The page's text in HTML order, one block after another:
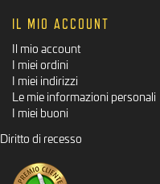
IL MIO ACCOUNT
Il mio account
I miei ordini
I miei indirizzi
Le mie informazioni personali
I miei buoni
Diritto di recesso